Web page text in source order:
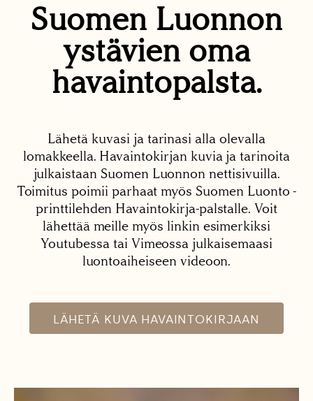
Suomen Luonnon
ystävien oma
havaintopalsta.
Lähetä kuvasi ja tarinasi alla olevalla
lomakkeella. Havaintokirjan kuvia ja tarinoita
julkaistaan Suomen Luonnon nettisivuilla.
Toimitus poimii parhaat myös Suomen Luonto -
printtilehden Havaintokirja-palstalle. Voit
lähettää meille myös linkin esimerkiksi
Youtubessa tai Vimeossa julkaisemaasi
luontoaiheiseen videoon.
LÄHETÄ KUVA HAVAINTOKIRJAAN